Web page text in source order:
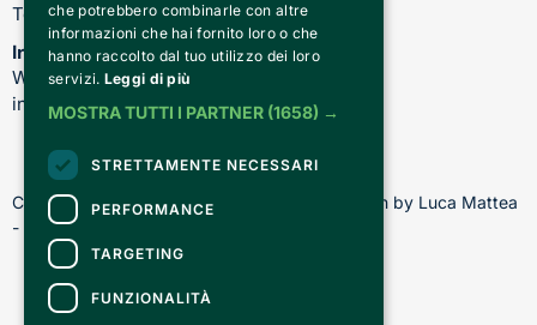
Telefono: 011 221 6128
Information about our courses
WhatsApp: 392 150 5130 -
info@chiediscena.torino.it
Copyright © 2026 - All rights reserved - Design by Luca Mattea
- Made in Turin with
CONTACTS
che potrebbero combinarle con altre
informazioni che hai fornito loro o che
hanno raccolto dal tuo utilizzo dei loro
servizi. Leggi di più
MOSTRA TUTTI I PARTNER (1658) →
STRETTAMENTE NECESSARI
PERFORMANCE
TARGETING
FUNZIONALITÀ